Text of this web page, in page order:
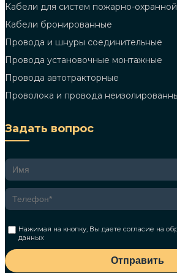
Кабели для систем пожарно-
Кабели бронированные
Провода и шнуры соединительные
Провода установочные монтажные
Провода автотракторные
Проволока и провода
Задать вопрос
Нажимая на кнопку, Вы даете согласие на
данных
Отправить